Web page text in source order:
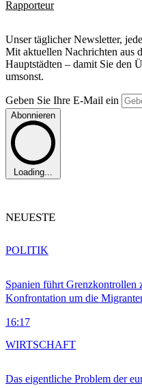
Rapporteur
Unser täglicher Newsletter,
Mit aktuellen Nachrichten aus
Hauptstädten – damit Sie den
umsonst.
Geben Sie Ihre E-Mail ein
Abonnieren
Loading...
NEUESTE
Spanien führt Grenzkontrollen
Konfrontation um die
16:17
POLITIK
Das eigentliche Problem der
WIRTSCHAFT